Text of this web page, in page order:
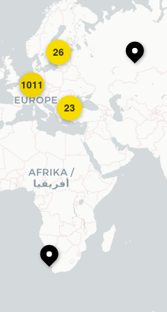
26
23
1011